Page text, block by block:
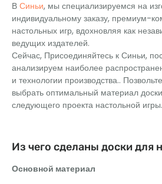
В Синьи, мы специализируемся на
индивидуальному заказу, премиум-
настольных игр, вдохновляя как
ведущих издателей.
Сейчас, Присоединяйтесь к Синьи,
анализируем наиболее
и технологии производства..
выбрать оптимальный материал
следующего проекта настольной
Из чего сделаны доски для
Основной материал